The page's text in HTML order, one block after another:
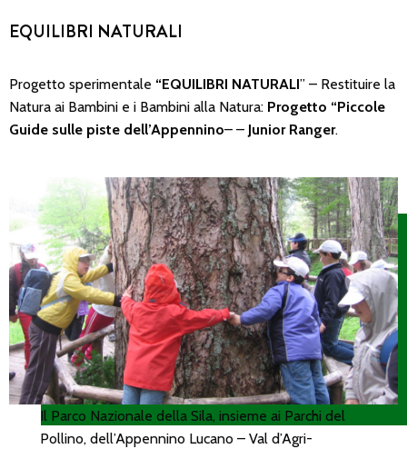
EQUILIBRI NATURALI
Progetto sperimentale “EQUILIBRI NATURALI” – Restituire la
Natura ai Bambini e i Bambini alla Natura: Progetto “Piccole
Guide sulle piste dell’Appennino– – Junior Ranger.
Il Parco Nazionale della Sila, insieme ai Parchi del
Pollino, dell’Appennino Lucano – Val d’Agri-